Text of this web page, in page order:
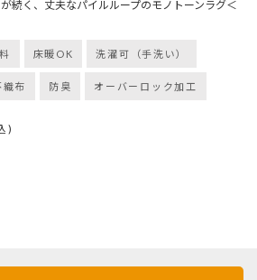
続く、丈夫なパイルループのモノトーンラグ＜
床暖OK 洗濯可（手洗い）
織布 防臭 オーバーロック加工
)